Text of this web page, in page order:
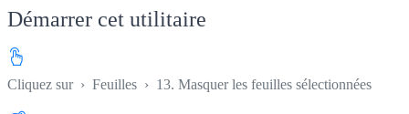
Démarrer cet utilitaire
Cliquez sur › Feuilles › 13. Masquer les feuilles sélectionnées